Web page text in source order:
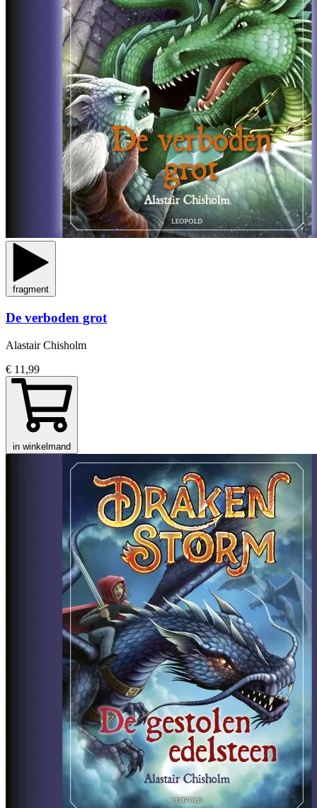
fragment
De verboden grot
Alastair Chisholm
€ 11,99
in winkelmand